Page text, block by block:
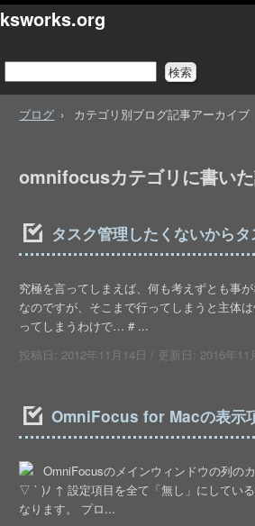
ksworks.org
ブログ カテゴリ別ブログ記事アーカイブ
omnifocusカテゴリに書い
タスク管理したくないから
究極を言ってしまえば、何も考えずとも事
なのですが、そこまで行ってしまうと主体
ってしまうわけで… # ...
投稿日: 2012年11月14日 / 更新日: 2016年11
OmniFocus for Macの表示
OmniFocusのメインウィンドウの列の
▽ ` )ﾉ ↑ 設定項目を全て「無し」にしてい
なります。 プロ...